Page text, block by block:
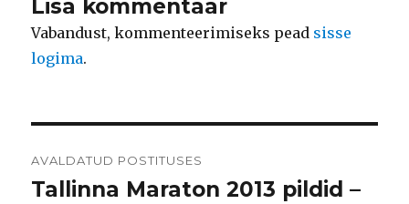
Lisa kommentaar
Vabandust, kommenteerimiseks pead sisse
logima.
AVALDATUD POSTITUSES
Tallinna Maraton 2013 pildid –